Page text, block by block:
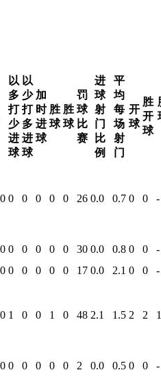
以
多
打
少
进
球
以
少
打
多
进
球
加
时
进
球
胜
球
胜
球
罚
球
比
赛
进
球
射
门
比
例
平
均
每
场
射
门
开
球
胜
开
球
0 0 0 0 0 0 26 0.0 0.7 0 0
-
0 0 0 0 0 0 30 0.0 0.8 0 0
-
0 0 0 0 0 0 17 0.0 2.1 0 0
-
0 1 0 0 1 0 48 2.1 1.5 2 2
0 0 0 0 0 0 2 0.0 0.5 0 0
-